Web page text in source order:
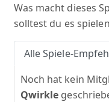
Was macht dieses
solltest du es
Alle Spiele-
Noch hat kein
Qwirkle